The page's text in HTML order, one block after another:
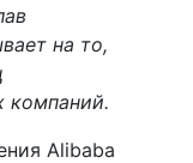
на то,
компаний.
Alibaba